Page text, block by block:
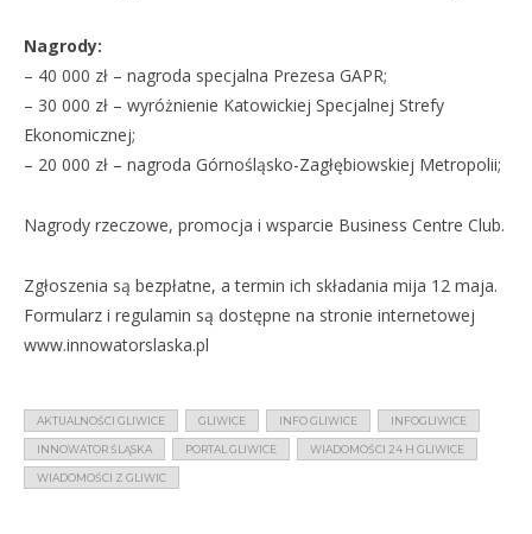
Nagrody:
– 40 000 zł – nagroda specjalna Prezesa GAPR;
– 30 000 zł – wyróżnienie Katowickiej Specjalnej Strefy
Ekonomicznej;
– 20 000 zł – nagroda Górnośląsko-Zagłębiowskiej Metropolii;
Nagrody rzeczowe, promocja i wsparcie Business Centre Club.
Zgłoszenia są bezpłatne, a termin ich składania mija 12 maja.
Formularz i regulamin są dostępne na stronie internetowej
www.innowatorslaska.pl
AKTUALNOŚCI GLIWICE GLIWICE INFO GLIWICE INFOGLIWICE
INNOWATOR ŚLĄSKA PORTAL GLIWICE WIADOMOŚCI 24 H GLIWICE
WIADOMOŚCI Z GLIWIC